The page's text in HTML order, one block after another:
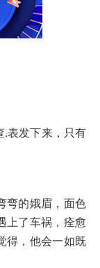
.表发下来，只有
弯的娥眉，面色
上了车祸，痊愈
得，他会一如既